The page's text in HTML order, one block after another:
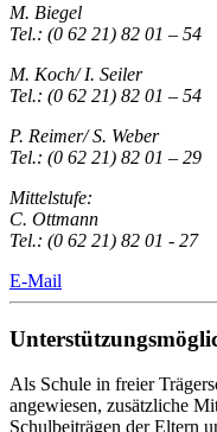
M. Biegel
Tel.: (0 62 21) 82 01 – 54
M. Koch/ I. Seiler
Tel.: (0 62 21) 82 01 – 54
P. Reimer/ S. Weber
Tel.: (0 62 21) 82 01 – 29
Mittelstufe:
C. Ottmann
Tel.: (0 62 21) 82 01 - 27
E-Mail
Als Schule in freier
angewiesen, zusätzliche
Schulbeiträgen der Eltern